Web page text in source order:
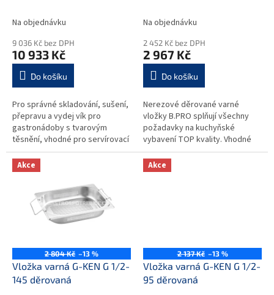
Na objednávku
9 036 Kč bez DPH
10 933 Kč
Do košíku
Pro správné skladování, sušení,
přepravu a vydej vík pro
gastronádoby s tvarovým
těsnění, vhodné pro servírovací
vozíky. Rám lze také použít bez
servírovacího vozíku...
Na objednávku
2 452 Kč bez DPH
2 967 Kč
Do košíku
Nerezové děrované varné
vložky B.PRO splňují všechny
požadavky na kuchyňské
vybavení TOP kvality. Vhodné
pro provozy typu závodních a
školních jídelen, hotelů,
restaurací,...
Akce
2 804 Kč –13 %
Vložka varná G-KEN G 1/2-
145 děrovaná
Akce
2 137 Kč –13 %
Vložka varná G-KEN G 1/2-
95 děrovaná